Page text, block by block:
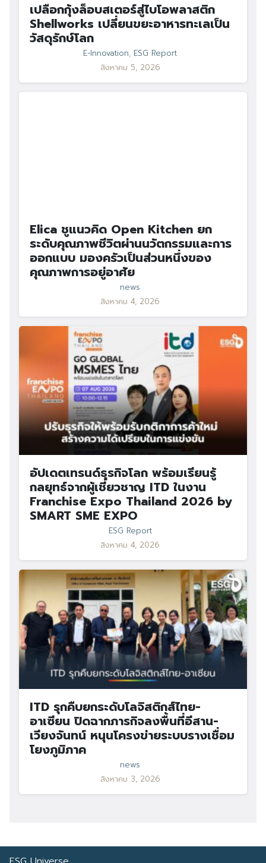
เปลือกกุ้งล็อบสเตอร์สู่ไบโอพลาสติก
Shellworks เปลี่ยนขยะอาหารทะเลเป็น
วัสดุรักษ์โลก
E-Innovation, ESG Report
สิงหาคม 5, 2026
Elica ชูแนวคิด Open Kitchen ยก
ระดับคุณภาพชีวิตผ่านนวัตกรรมและการ
ออกแบบ มองครัวเป็นส่วนหนึ่งของ
คุณภาพการอยู่อาศัย
news
สิงหาคม 4, 2026
อัปเดตเทรนด์ธุรกิจโลก พร้อมเรียนรู้
กลยุทธ์จากผู้เชี่ยวชาญ ITD ในงาน
Franchise Expo Thailand 2026 by
SMART SME EXPO
ESG Report
สิงหาคม 4, 2026
ITD รุกคืบยกระดับโลจิสติกส์ไทย-
อาเซียน ปิดฉากภารกิจลงพื้นที่อีสาน-
เวียงจันทน์ หนุนโครงข่ายระบบรางเชื่อม
โยงภูมิภาค
news
สิงหาคม 3, 2026